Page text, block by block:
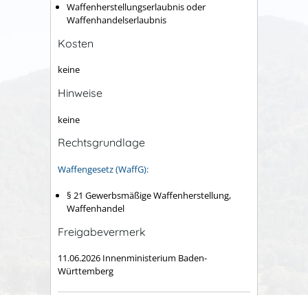
Waffenherstellungserlaubnis oder
Waffenhandelserlaubnis
Kosten
keine
Hinweise
keine
Rechtsgrundlage
Waffengesetz (WaffG):
§ 21 Gewerbsmäßige Waffenherstellung,
Waffenhandel
Freigabevermerk
11.06.2026 Innenministerium Baden-
Württemberg